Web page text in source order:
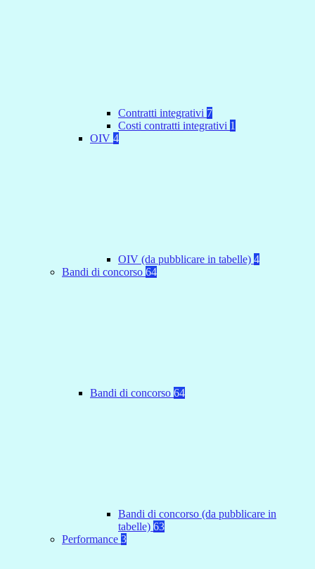
Contratti integrativi 7
Costi contratti integrativi 1
OIV 4
OIV (da pubblicare in tabelle) 4
Bandi di concorso 64
Bandi di concorso 64
Bandi di concorso (da pubblicare in
tabelle) 63
Performance 3